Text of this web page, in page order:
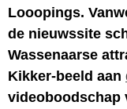
Looopings.
de nieuwssite
Wassenaarse
Kikker-beeld aan
videoboodschap